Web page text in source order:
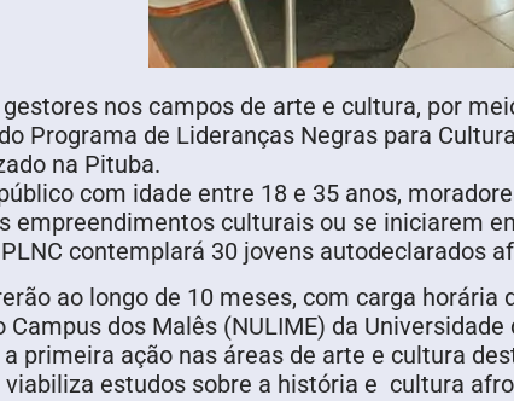
nos campos de arte e cultura, por
Programa de Lideranças Negras para
na Pituba.
com idade entre 18 e 35 anos,
empreendimentos culturais ou se iniciarem
contemplará 30 jovens autodeclarados
ao longo de 10 meses, com carga
Campus dos Malês (NULIME) da
primeira ação nas áreas de arte e cultura
viabiliza estudos sobre a história e cultura